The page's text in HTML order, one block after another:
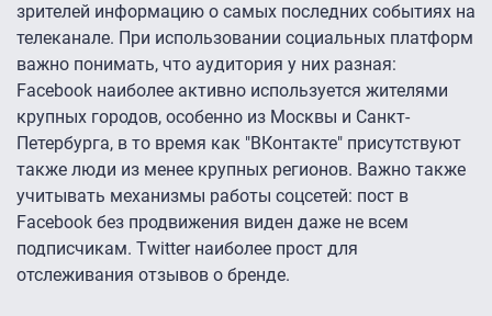
зрителей информацию о самых последних событиях на
телеканале. При использовании социальных платформ
важно понимать, что аудитория у них разная:
Facebook наиболее активно используется жителями
крупных городов, особенно из Москвы и Санкт-
Петербурга, в то время как "ВКонтакте" присутствуют
также люди из менее крупных регионов. Важно также
учитывать механизмы работы соцсетей: пост в
Facebook без продвижения виден даже не всем
подписчикам. Twitter наиболее прост для
отслеживания отзывов о бренде.